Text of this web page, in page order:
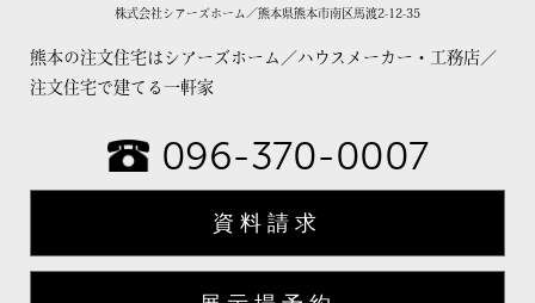
株式会社シアーズホーム／熊本県熊本市南区馬渡2-12-35
熊本の注文住宅はシアーズホーム／ハウスメーカー・工務店／
注文住宅で建てる一軒家
096-370-0007
資料請求